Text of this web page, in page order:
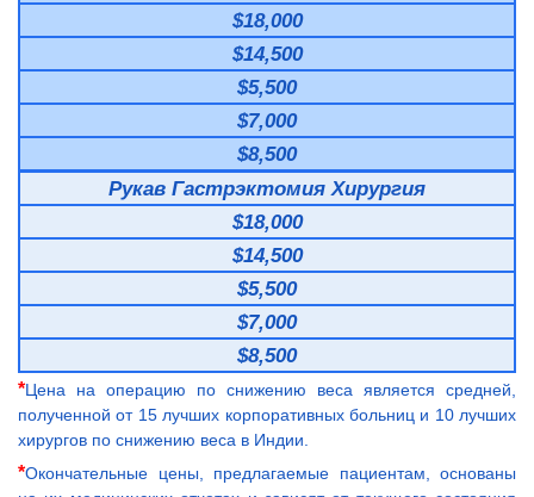
$18,000
$14,500
$5,500
$7,000
$8,500
Рукав Гастрэктомия Хирургия
$18,000
$14,500
$5,500
$7,000
$8,500
*Цена на операцию по снижению веса является средней,
полученной от 15 лучших корпоративных больниц и 10 лучших
хирургов по снижению веса в Индии.
*Окончательные цены, предлагаемые пациентам, основаны